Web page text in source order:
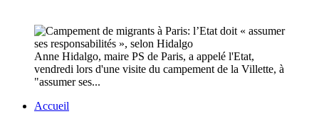
Anne Hidalgo, maire PS de Paris, a appelé l'Etat,
vendredi lors d'une visite du campement de la Villette, à
"assumer ses...
Accueil